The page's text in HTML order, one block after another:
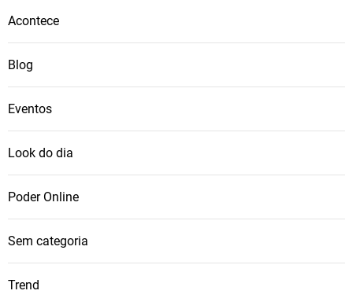
Acontece
Blog
Eventos
Look do dia
Poder Online
Sem categoria
Trend